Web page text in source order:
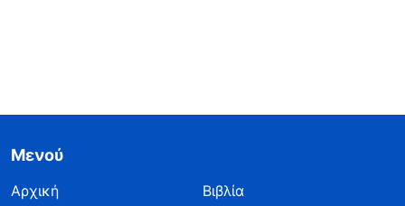
Μενού
Αρχική
Βιβλία